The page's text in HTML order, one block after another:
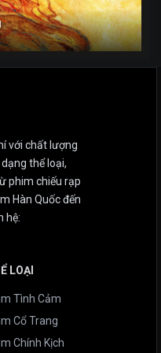
với chất lượng
thể loại,
phim chiếu rạp
Hàn Quốc đến
hệ:
LOẠI
Tình Cảm
Cổ Trang
Chính Kịch